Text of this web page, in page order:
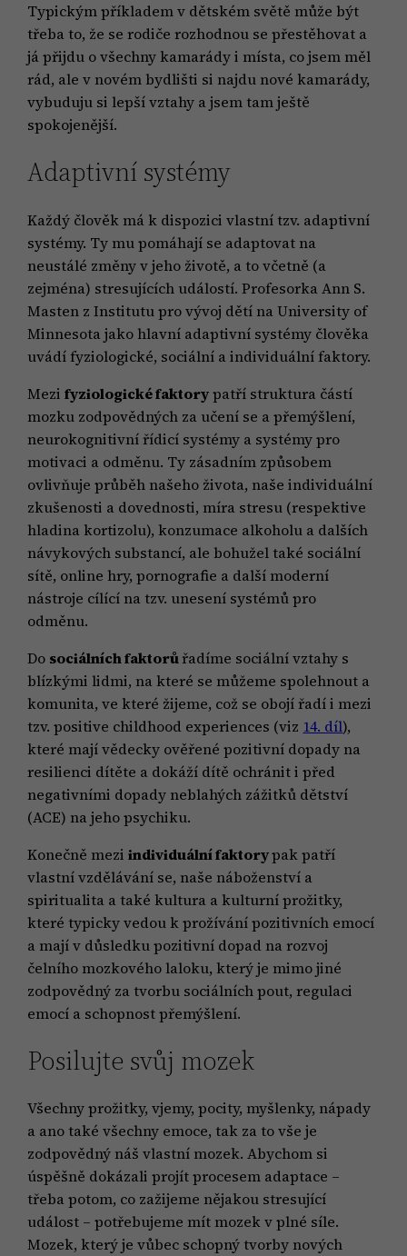
Typickým příkladem v dětském světě může být
třeba to, že se rodiče rozhodnou se přestěhovat a
já přijdu o všechny kamarády i místa, co jsem měl
rád, ale v novém bydlišti si najdu nové kamarády,
vybuduju si lepší vztahy a jsem tam ještě
spokojenější.
Adaptivní systémy
Každý člověk má k dispozici vlastní tzv. adaptivní
systémy. Ty mu pomáhají se adaptovat na
neustálé změny v jeho životě, a to včetně (a
zejména) stresujících událostí. Profesorka Ann S.
Masten z Institutu pro vývoj dětí na University of
Minnesota jako hlavní adaptivní systémy člověka
uvádí fyziologické, sociální a individuální faktory.
Mezifyziologické faktorypatří struktura částí
mozku zodpovědných za učení se a přemýšlení,
neurokognitivní řídicí systémy a systémy pro
motivaci a odměnu. Ty zásadním způsobem
ovlivňuje průběh našeho života, naše individuální
zkušenosti a dovednosti, míra stresu (respektive
hladina kortizolu), konzumace alkoholu a dalších
návykových substancí, ale bohužel také sociální
sítě, online hry, pornografie a další moderní
nástroje cílící na tzv. unesení systémů pro
odměnu.
Do sociálních faktorůřadíme sociální vztahy s
blízkými lidmi, na které se můžeme spolehnout a
komunita, ve které žijeme, což se obojí řadí i mezi
tzv. positive childhood experiences (viz 14. díl),
které mají vědecky ověřené pozitivní dopady na
resilienci dítěte a dokáží dítě ochránit i před
negativními dopady neblahých zážitků dětství
(ACE) na jeho psychiku.
Konečně meziindividuální faktorypak patří
vlastní vzdělávání se, naše náboženství a
spiritualita a také kultura a kulturní prožitky,
které typicky vedou k prožívání pozitivních emocí
a mají v důsledku pozitivní dopad na rozvoj
čelního mozkového laloku, který je mimo jiné
zodpovědný za tvorbu sociálních pout, regulaci
emocí a schopnost přemýšlení.
Posilujte svůj mozek
Všechny prožitky, vjemy, pocity, myšlenky, nápady
a ano také všechny emoce, tak za to vše je
zodpovědný náš vlastní mozek. Abychom si
úspěšně dokázali projít procesem adaptace –
třeba potom, co zažijeme nějakou stresující
událost – potřebujeme mít mozek v plné síle.
Mozek, který je vůbec schopný tvorby nových